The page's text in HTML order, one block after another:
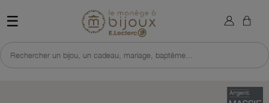
☰ Retour à l'accueil du site
Rechercher un bijou, un cadeau, mariage, baptême...
×